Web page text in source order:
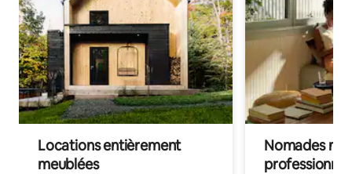
Locations entièrement
meublées
Nomades